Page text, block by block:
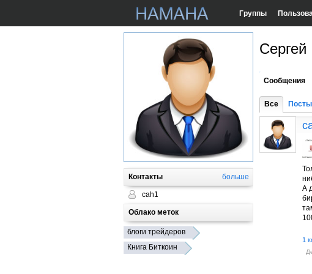
Группы
Контакты больше
cah1
Облако меток
блоги трейдеров
Книга Биткоин
Сергей
Сообщения
Все Посты
А
1